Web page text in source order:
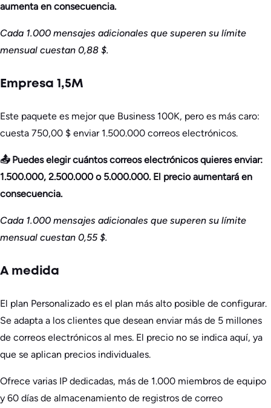
aumenta en consecuencia.
Cada 1.000 mensajes adicionales que superen su límite
mensual cuestan 0,88 $.
Empresa 1,5M
Este paquete es mejor que Business 100K, pero es más caro:
cuesta 750,00 $ enviar 1.500.000 correos electrónicos.
📤 Puedes elegir cuántos correos electrónicos quieres enviar:
1.500.000, 2.500.000 o 5.000.000. El precio aumentará en
consecuencia.
Cada 1.000 mensajes adicionales que superen su límite
mensual cuestan 0,55 $.
A medida
El plan Personalizado es el plan más alto posible de configurar.
Se adapta a los clientes que desean enviar más de 5 millones
de correos electrónicos al mes. El precio no se indica aquí, ya
que se aplican precios individuales.
Ofrece varias IP dedicadas, más de 1.000 miembros de equipo
y 60 días de almacenamiento de registros de correo